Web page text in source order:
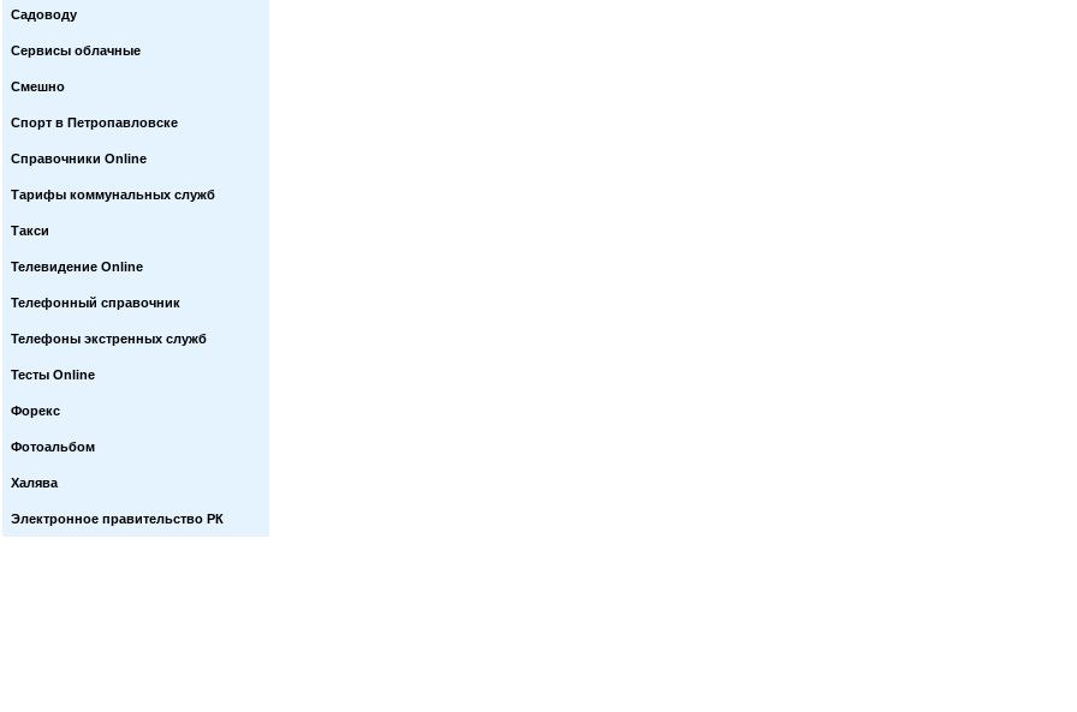
Садоводу
Сервисы облачные
Смешно
Спорт в Петропавловске
Справочники Online
Тарифы коммунальных служб
Такси
Телевидение Online
Телефонный справочник
Телефоны экстренных служб
Тесты Online
Форекс
Фотоальбом
Халява
Электронное правительство РК